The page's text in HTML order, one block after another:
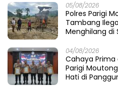
05/08/2026
Polres Parigi
Tambang
Menghilang di
04/08/2026
Cahaya Prima
Parigi
Hati di